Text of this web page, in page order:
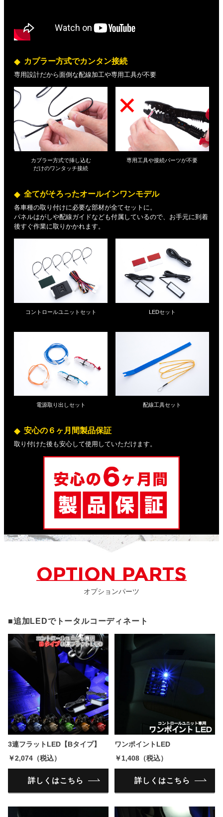
カプラー方式でカンタン接続
専用設計だから面倒な配線加工や専用工具が不要
カプラー方式で挿し込む
だけのワンタッチ接続
専用工具や接続パーツが不要
全てがそろったオールインワンモデル
各車種の取り付けに必要な部材が全てセットに。
パネルはがしや配線ガイドなども付属しているので、お手元に到着
後すぐ作業に取りかかれます。
コントロールユニットセット LEDセット
電源取り出しセット 配線工具セット
安心の６ヶ月間製品保証
取り付けた後も安心して使用していただけます。
OPTION PARTS
オプションパーツ
■追加LEDでトータルコーディネート
3連フラットLED【Bタイプ】
￥2,074（税込）
詳しくはこちら
ワンポイントLED
￥1,408（税込）
詳しくはこちら